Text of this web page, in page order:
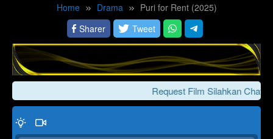
Home Drama
Puri for Rent (2025)
Sharer
Tweet
Request Film Silahkan Chat